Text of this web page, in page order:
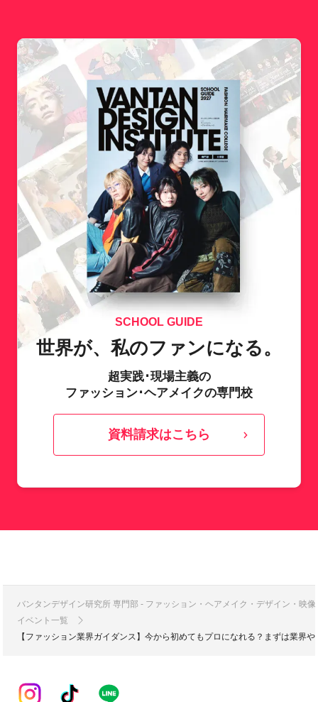
SCHOOL GUIDE
世界が、私のファンになる。
超実践･現場主義の
ファッション･ヘアメイクの専門校
資料請求はこちら
バンタンデザイン研究所 専門部 - ファッション・ヘアメイク・デザイン・映
イベント一覧
【ファッション業界ガイダンス】今から初めてもプロになれる？まずは業界